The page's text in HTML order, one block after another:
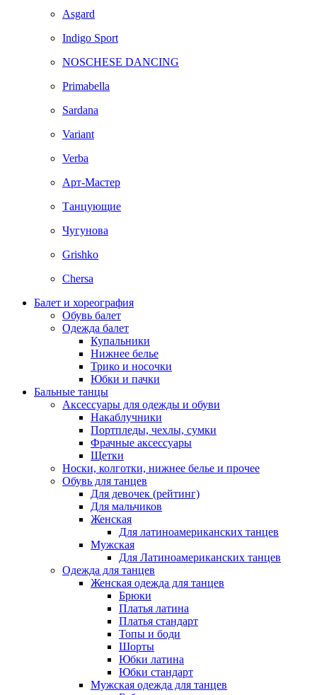
Asgard
Indigo Sport
NOSCHESE DANCING
Primabella
Sardana
Variant
Verba
Арт-Мастер
Танцующие
Чугунова
Grishko
Chersa
Балет и хореография
Обувь балет
Одежда балет
Купальники
Нижнее белье
Трико и носочки
Юбки и пачки
Бальные танцы
Аксессуары для одежды и обуви
Накаблучники
Портпледы, чехлы, сумки
Фрачные аксессуары
Щетки
Носки, колготки, нижнее белье и прочее
Обувь для танцев
Для девочек (рейтинг)
Для мальчиков
Женская
Для латиноамериканских танцев
Мужская
Для Латиноамериканских танцев
Одежда для танцев
Женская одежда для танцев
Брюки
Платья латина
Платья стандарт
Топы и боди
Шорты
Юбки латина
Юбки стандарт
Мужская одежда для танцев